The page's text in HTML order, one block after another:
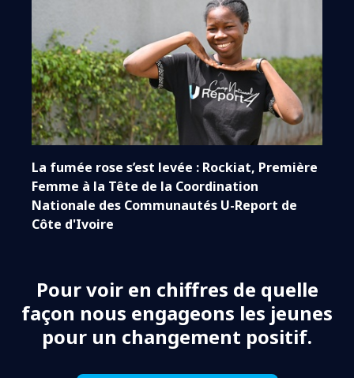
La fumée rose s’est levée : Rockiat, Première
Femme à la Tête de la Coordination
Nationale des Communautés U-Report de
Côte d'Ivoire
Pour voir en chiffres de quelle
façon nous engageons les jeunes
pour un changement positif.